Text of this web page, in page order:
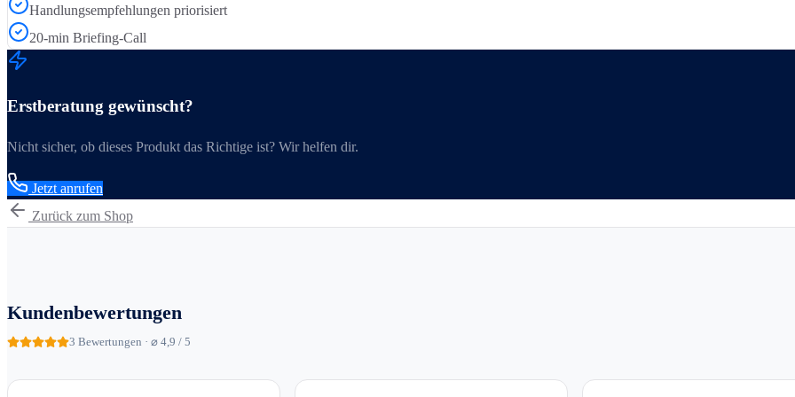
Handlungsempfehlungen priorisiert
20-min Briefing-Call
Erstberatung gewünscht?
Nicht sicher, ob dieses Produkt das Richtige ist? Wir helfen dir.
Jetzt anrufen
Zurück zum Shop
Kundenbewertungen
3 Bewertungen · ⌀ 4,9 / 5